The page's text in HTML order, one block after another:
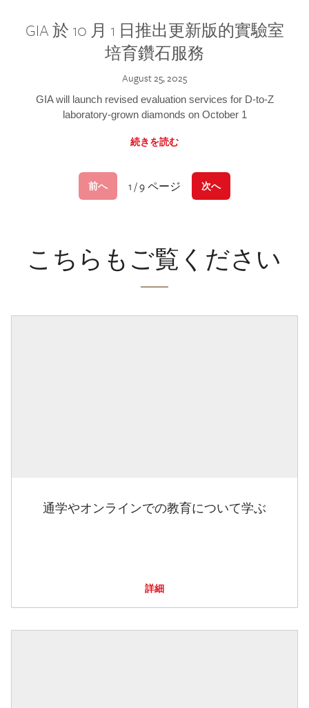
GIA 於 10 月 1 日推出更新版的實驗室
培育鑽石服務
August 25, 2025
GIA will launch revised evaluation services for D-to-Z
laboratory-grown diamonds on October 1
続きを読む
前へ 1 / 9 ページ 次へ
こちらもご覧ください
通学やオンラインでの教育について学ぶ
詳細